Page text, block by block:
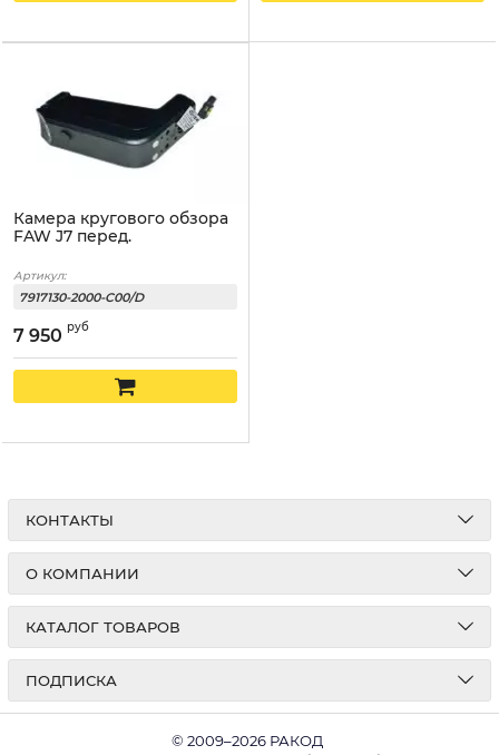
Камера кругового обзора
FAW J7 перед.
Артикул:
7917130-2000-С00/D
7 950 руб
КОНТАКТЫ
О КОМПАНИИ
КАТАЛОГ ТОВАРОВ
ПОДПИСКА
© 2009–2026 РАКОД